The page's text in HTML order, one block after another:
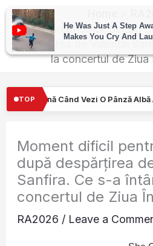
Skip
content
Moment dificil pentru
despărțirea de Valentin
la concertul de
TOP
Albă Atârnată De Geamul Unei
Moment dificil
după despărțirea
Sanfira. Ce s-a
concertul de Ziua
RA2026 / Leave a